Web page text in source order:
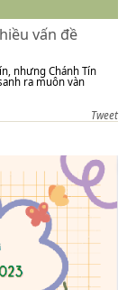
vấn đề
nhưng Chánh Tín
ra muôn vàn
Tweet